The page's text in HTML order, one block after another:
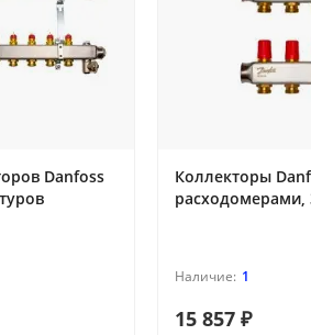
Danfoss
Коллекторы
расходомерами,
1
15 857 ₽